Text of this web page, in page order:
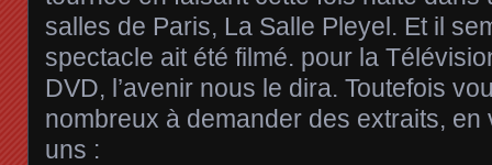
salles de Paris, La Salle Pleyel. Et il
spectacle ait été filmé. pour la
DVD, l’avenir nous le dira. Toutefois
nombreux à demander des extraits,
uns :